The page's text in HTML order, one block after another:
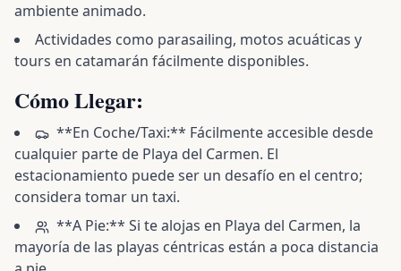
ambiente animado.
Actividades como parasailing, motos acuáticas y
tours en catamarán fácilmente disponibles.
Cómo Llegar:
**En Coche/Taxi:** Fácilmente accesible desde
cualquier parte de Playa del Carmen. El
estacionamiento puede ser un desafío en el centro;
considera tomar un taxi.
**A Pie:** Si te alojas en Playa del Carmen, la
mayoría de las playas céntricas están a poca distancia